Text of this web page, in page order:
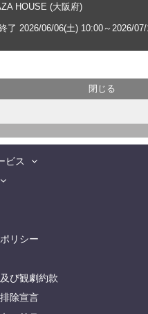
HOUSE (大阪府)
了 2026/06/06(土) 10:00～2026/
ビス
リシー
び観劇約款
除宣言